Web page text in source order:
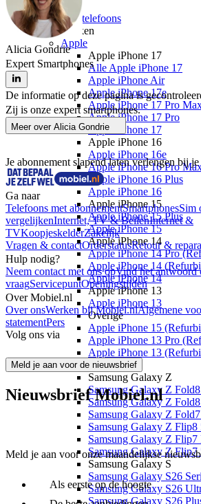
Telefoons
Alle telefoons
Merken
Apple
Apple iPhone 17
Alle Apple iPhone 17
Apple iPhone Air
Apple iPhone 17e
Apple iPhone 17 Pro
Apple iPhone 17 Pro
Apple iPhone 17
Apple iPhone 16
Apple iPhone 16e
Apple iPhone 16 Pro
Apple iPhone 16 Plus
Apple iPhone 16
Apple iPhone 15
Apple iPhone 15 Plus
Apple iPhone 15
Apple iPhone 14
Apple iPhone 14 Pro
Apple iPhone 14
Apple iPhone 14
Apple iPhone 13
Apple iPhone 13
Overige
Apple iPhone 15
Apple iPhone 13 Pro
Apple iPhone 13
Samsung
Samsung Galaxy Z
Samsung Galaxy Z
Samsung Galaxy Z
Samsung Galaxy Z
Samsung Galaxy Z Flip8
Samsung Galaxy Z Flip7
Samsung Galaxy Z Flip7
Samsung Galaxy S
Samsung Galaxy S26
Samsung Galaxy S26
Samsung Galaxy S26
Alicia Gondrie
Expert Smartphones
De informatie op deze pagina is
Zij is onze expert smartphones.
Meer over Alicia Gondrie
Je abonnement slapend laten verlengen bij
Ga naar
Telefoons met abonnementSmartphonesSim
vergelijkenInternet, TV & BellenInternet &
TVKoopjeskelderZakelijk
Vragen & contactOrderstatusRetour &
Hulp nodig?
Neem contact met ons opVind het antwoord
vraagServicepuntOpeningstijden
Over Mobiel.nl
Over onsWerken bij Mobiel.nlAlgemene
statementPers
Volg ons via
Meld je aan voor de nieuwsbrief
Nieuwsbrief Mobiel.nl
Meld je aan voor onze maandelijkse
Als eerste op de hoogte